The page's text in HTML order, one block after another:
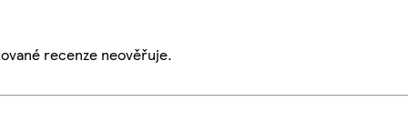
recenze neověřuje.